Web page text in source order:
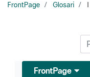
FrontPage Glosari
FrontPage